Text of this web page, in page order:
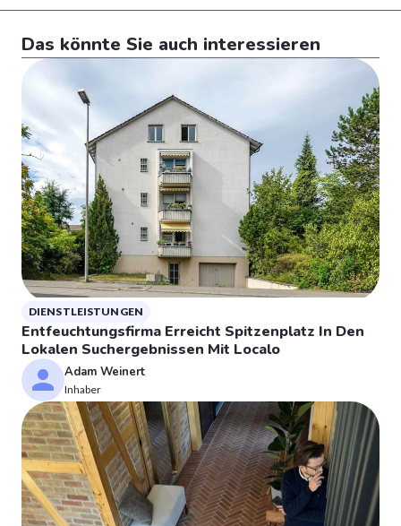
Das könnte Sie auch interessieren
DIENSTLEISTUNGEN
Entfeuchtungsfirma Erreicht Spitzenplatz In Den
Lokalen Suchergebnissen Mit Localo
Adam Weinert
Inhaber